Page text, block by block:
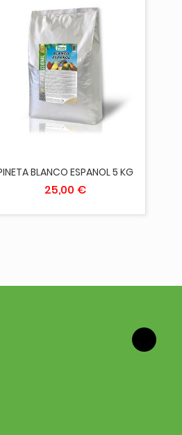
ESAURITO
BLANCO ESPANOL 5 KG
25,00 €